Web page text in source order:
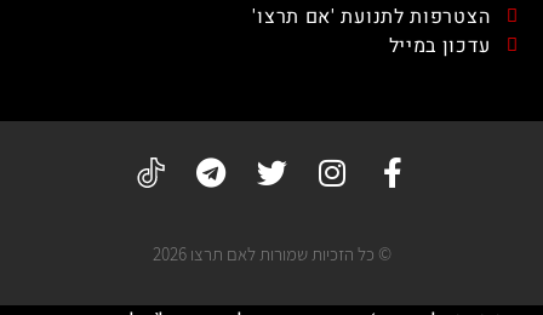
הצטרפות לתנועת 'אם תרצו'
עדכון במייל
© כל הזכיות שמורות לאם תרצו 2026